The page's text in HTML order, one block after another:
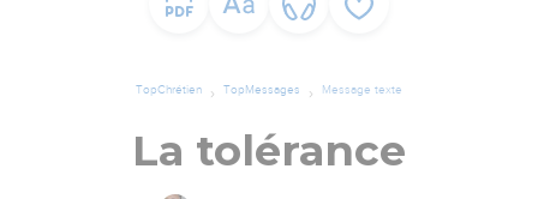
TopChrétien TopMessages Message texte
La tolérance